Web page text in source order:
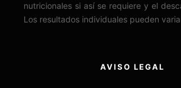
nutricionales si así se requiere y el
Los resultados individuales pueden
AVISO LEGAL